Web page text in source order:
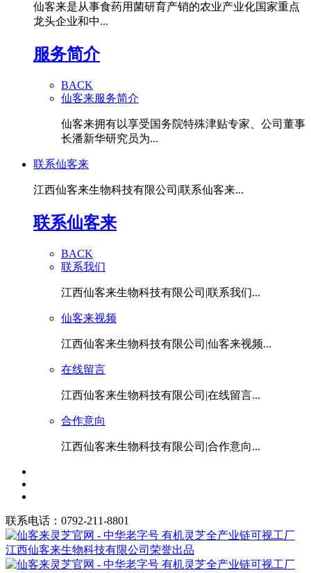
仙客来是从事食药用菌研育产销的农业产业化国家重点
龙头企业和中...
服务简介
BACK
仙客来服务简介
仙客来拥有以享受国务院特殊津贴专家、公司董事
长潘新华研究员为...
联系仙客来
江西仙客来生物科技有限公司|联系仙客来...
联系仙客来
BACK
联系我们
江西仙客来生物科技有限公司|联系我们...
仙客来视频
江西仙客来生物科技有限公司|仙客来视频...
在线留言
江西仙客来生物科技有限公司|在线留言...
合作意向
江西仙客来生物科技有限公司|合作意向...
联系电话：0792-211-8801